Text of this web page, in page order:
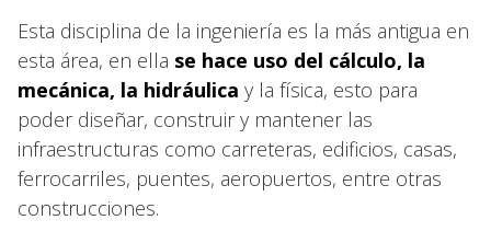
Esta disciplina de la ingeniería es la más antigua en
esta área, en ella se hace uso del cálculo, la
mecánica, la hidráulica y la física, esto para
poder diseñar, construir y mantener las
infraestructuras como carreteras, edificios, casas,
ferrocarriles, puentes, aeropuertos, entre otras
construcciones.